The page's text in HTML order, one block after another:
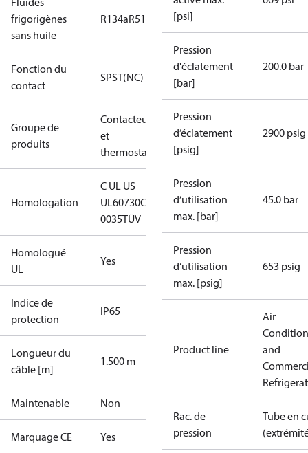
frigorigènes
sans huile
R134aR513A
Fonction du
contact
SPST(NC)
Groupe de
produits
Contacteurs
et
thermostats
Homologation
C UL US
UL60730CE
0035TÜV
Homologué
UL
Yes
Indice de
protection
IP65
Longueur du
câble [m]
1.500 m
Maintenable Non
Marquage CE Yes
[psi]
Pression
d'éclatement
[bar]
200.0 bar
Pression
d’éclatement
[psig]
2900 psig
Pression
d’utilisation
max. [bar]
45.0 bar
Pression
d’utilisation
max. [psig]
653 psig
Product line
Air
and
Rac. de
pression
Tube en